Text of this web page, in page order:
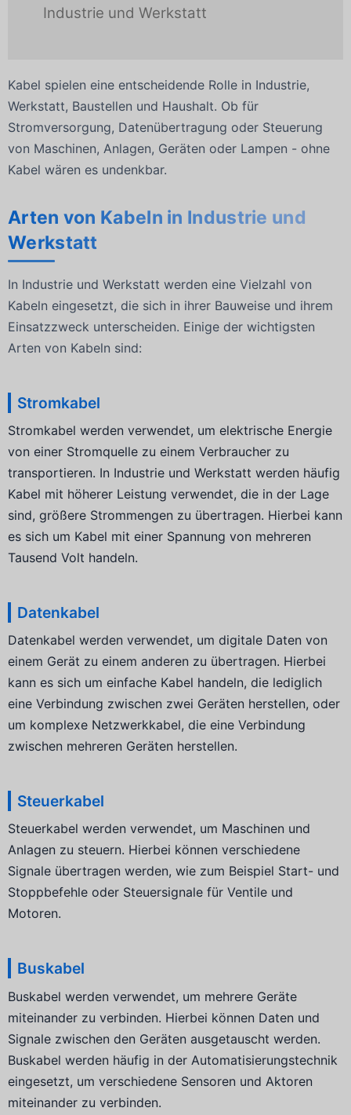
Industrie und Werkstatt
Kabel spielen eine entscheidende Rolle in Industrie,
Werkstatt, Baustellen und Haushalt. Ob für
Stromversorgung, Datenübertragung oder Steuerung
von Maschinen, Anlagen, Geräten oder Lampen - ohne
Kabel wären es undenkbar.
Arten von Kabeln in Industrie und
Werkstatt
In Industrie und Werkstatt werden eine Vielzahl von
Kabeln eingesetzt, die sich in ihrer Bauweise und ihrem
Einsatzzweck unterscheiden. Einige der wichtigsten
Arten von Kabeln sind:
Stromkabel
Stromkabel werden verwendet, um elektrische Energie
von einer Stromquelle zu einem Verbraucher zu
transportieren. In Industrie und Werkstatt werden häufig
Kabel mit höherer Leistung verwendet, die in der Lage
sind, größere Strommengen zu übertragen. Hierbei kann
es sich um Kabel mit einer Spannung von mehreren
Tausend Volt handeln.
Datenkabel
Datenkabel werden verwendet, um digitale Daten von
einem Gerät zu einem anderen zu übertragen. Hierbei
kann es sich um einfache Kabel handeln, die lediglich
eine Verbindung zwischen zwei Geräten herstellen, oder
um komplexe Netzwerkkabel, die eine Verbindung
zwischen mehreren Geräten herstellen.
Steuerkabel
Steuerkabel werden verwendet, um Maschinen und
Anlagen zu steuern. Hierbei können verschiedene
Signale übertragen werden, wie zum Beispiel Start- und
Stoppbefehle oder Steuersignale für Ventile und
Motoren.
Buskabel
Buskabel werden verwendet, um mehrere Geräte
miteinander zu verbinden. Hierbei können Daten und
Signale zwischen den Geräten ausgetauscht werden.
Buskabel werden häufig in der Automatisierungstechnik
eingesetzt, um verschiedene Sensoren und Aktoren
miteinander zu verbinden.